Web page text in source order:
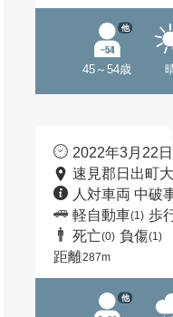
45～54歳
他
2022年3月22
速見郡日出町
人対車両 中破
軽自動車(1) 歩
死亡(0) 負傷(1)
距離287m
他